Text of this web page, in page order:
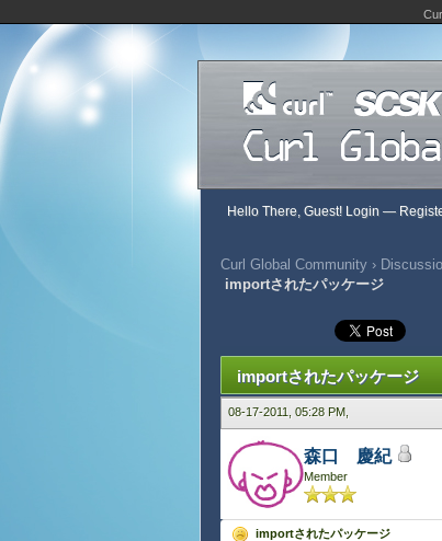
Hello There, Guest! Login —
Curl Global Community ›
importされたパッケージ
importされたパッケージ
08-17-2011, 05:28 PM,
森口 慶紀
Member
importされたパッケージ